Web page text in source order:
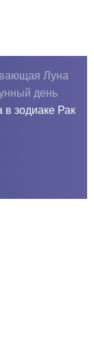
Луна
день
в зодиаке Рак